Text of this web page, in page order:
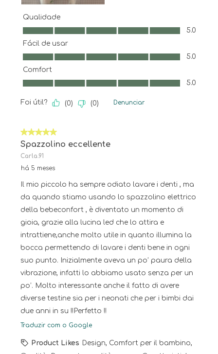
Qualidade
Qualidade, 5.0 em 5
5.0
Fácil de usar
Fácil de usar, 5.0 em 5
5.0
Comfort
Comfort, 5.0 em 5
5.0
Foi útil? (0) (0) Denunciar
5 em 5 estrelas.
Spazzolino eccellente
Carla.91
há 5 meses
Il mio piccolo ha sempre odiato lavare i denti , ma
da quando stiamo usando lo spazzolino elettrico
della bebeconfort , è diventato un momento di
gioia, grazie alla lucina led che lo attira e
intrattiene,anche molto utile in quanto illumina la
bocca permettendo di lavare i denti bene in ogni
suo punto. Inizialmente aveva un po’ paura della
vibrazione, infatti lo abbiamo usato senza per un
po’. Molto interessante anche il fatto di avere
diverse testine sia per i neonati che per i bimbi dai
due anni in su !!Perfetto !!
Traduzir com o Google
Product Likes Design, Comfort per il bambino,